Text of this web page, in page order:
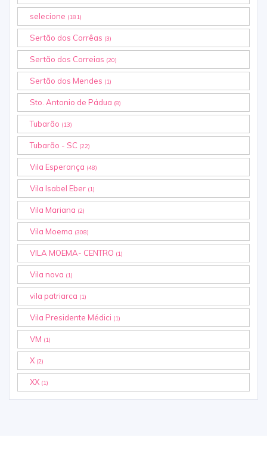
selecione (181)
Sertão dos Corrêas (3)
Sertão dos Correias (20)
Sertão dos Mendes (1)
Sto. Antonio de Pádua (8)
Tubarão (13)
Tubarão - SC (22)
Vila Esperança (48)
Vila Isabel Eber (1)
Vila Mariana (2)
Vila Moema (308)
VILA MOEMA- CENTRO (1)
Vila nova (1)
vila patriarca (1)
Vila Presidente Médici (1)
VM (1)
X (2)
XX (1)